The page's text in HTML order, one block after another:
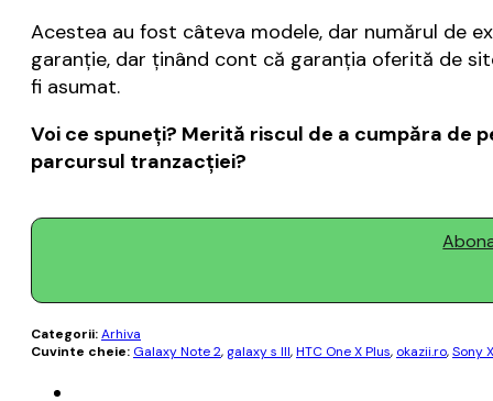
Acestea au fost câteva modele, dar numărul de
garanţie, dar ţinând cont că garanţia oferită de
fi asumat.
Voi ce spuneţi? Merită riscul de a cumpăra de
parcursul tranzacţiei?
Categorii:Arhiva
Cuvinte cheie: Galaxy Note 2, galaxy s III,HTC One X Plus, okazii.ro,Sony